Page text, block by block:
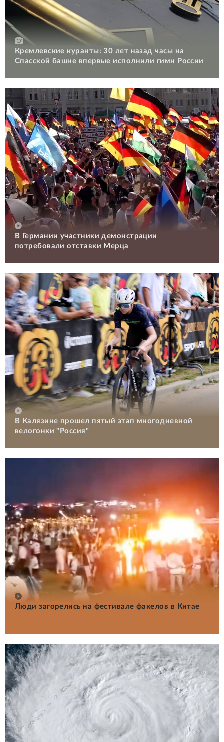
Кремлевские куранты: 30 лет назад часы на
Спасской башне впервые исполнили гимн России
В Германии участники демонстрации
потребовали отставки Мерца
В Калязине прошел пятый этап многодневной
велогонки "Россия"
Люди загорелись на фестивале факелов в Китае